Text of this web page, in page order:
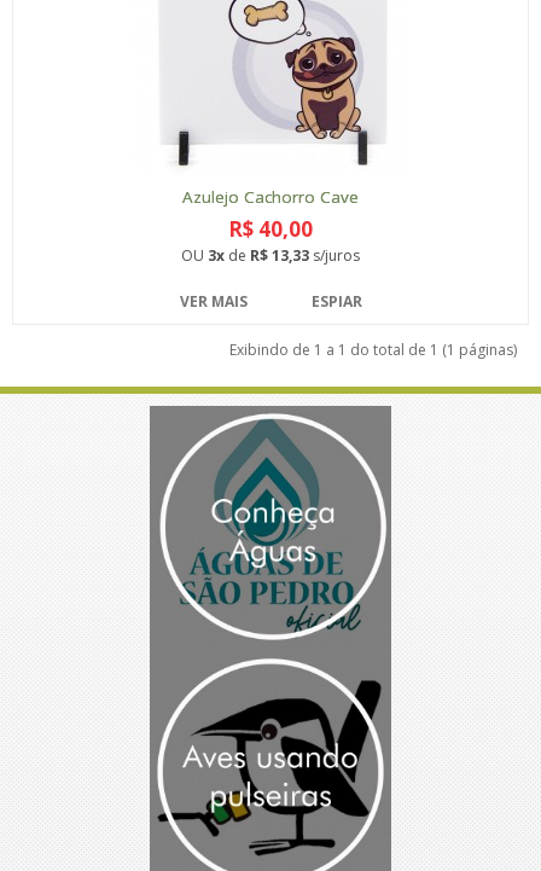
Azulejo Cachorro Cave
R$ 40,00
OU 3x de R$ 13,33 s/juros
VER MAIS ESPIAR
Exibindo de 1 a 1 do total de 1 (1 páginas)